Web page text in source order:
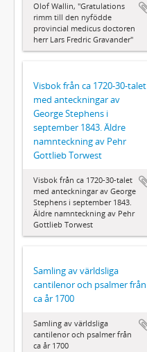
Olof Wallin, "Gratulations
rimm till den nyfödde
provincial medicus doctoren
herr Lars Fredric Gravander"
Visbok från ca 1720-30-talet
med anteckningar av
George Stephens i
september 1843. Äldre
namnteckning av Pehr
Gottlieb Torwest
Visbok från ca 1720-30-talet
med anteckningar av George
Stephens i september 1843.
Äldre namnteckning av Pehr
Gottlieb Torwest
Samling av världsliga
cantilenor och psalmer från
ca år 1700
Samling av världsliga
cantilenor och psalmer från
ca år 1700